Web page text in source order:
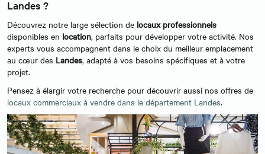
Landes ?
Découvrez notre large sélection de locaux professionnels
disponibles en location, parfaits pour développer votre activité. Nos
experts vous accompagnent dans le choix du meilleur emplacement
au cœur des Landes, adapté à vos besoins spécifiques et à votre
projet.
Pensez à élargir votre recherche pour découvrir aussi nos offres de
locaux commerciaux à vendre dans le département Landes.